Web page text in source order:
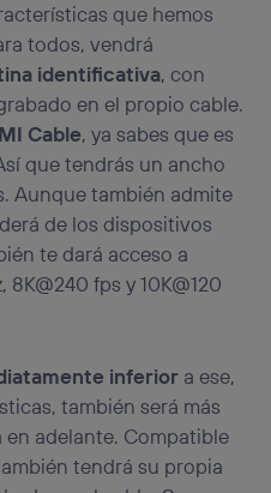
que hemos
todos, vendrá
identificativa, con
en el propio cable.
Cable, ya sabes que es
que tendrás un ancho
Aunque también admite
de los dispositivos
te dará acceso a
fps y 10K@120
inferior a ese,
también será más
adelante. Compatible
tendrá su propia